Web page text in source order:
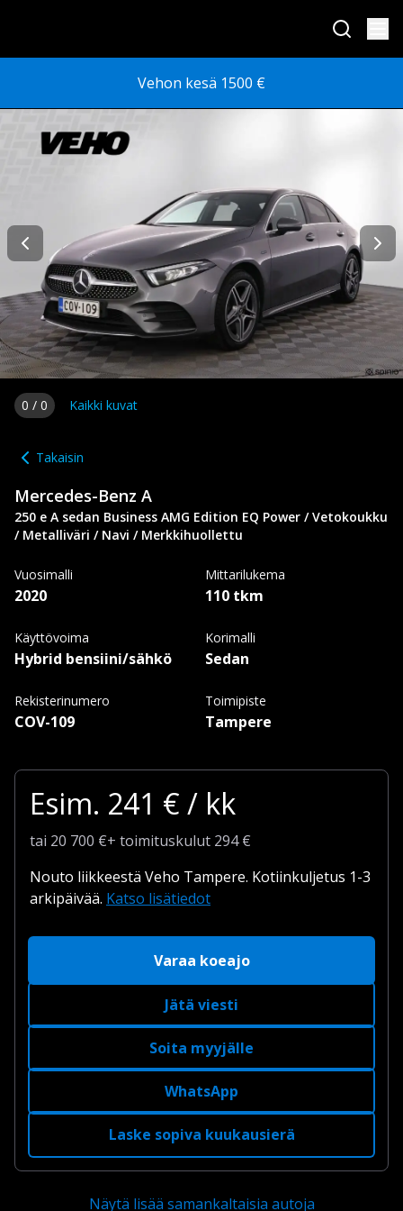
Vehon kesä 1500 €
0 / 0 Kaikki kuvat
Takaisin
Mercedes-Benz A
250 e A sedan Business AMG Edition EQ Power / Vetokoukku
/ Metalliväri / Navi / Merkkihuollettu
Vuosimalli
2020
Mittarilukema
110 tkm
Käyttövoima
Hybrid bensiini/sähkö
Korimalli
Sedan
Rekisterinumero
COV-109
Toimipiste
Tampere
Esim. 241 € / kk
tai 20 700 €+ toimituskulut 294 €
Nouto liikkeestä Veho Tampere. Kotiinkuljetus 1-3
arkipäivää. Katso lisätiedot
Varaa koeajo
Jätä viesti
Soita myyjälle
WhatsApp
Laske sopiva kuukausierä
Näytä lisää samankaltaisia autoja